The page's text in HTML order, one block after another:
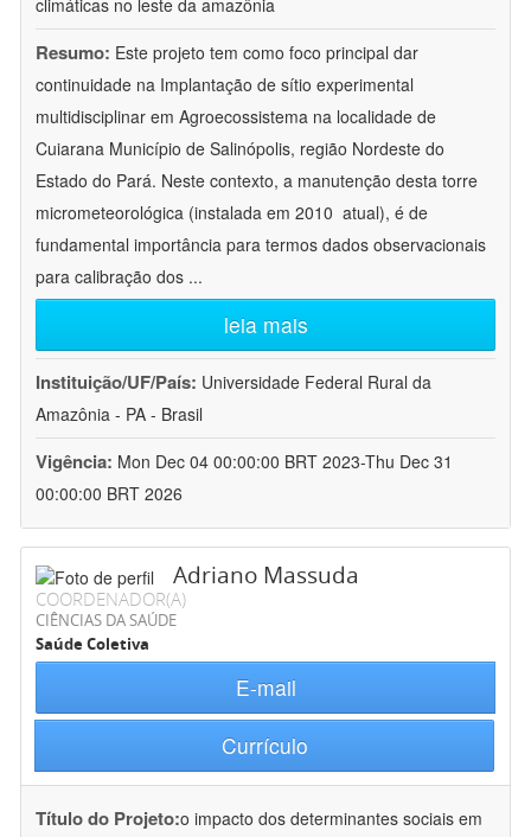
climáticas no leste da amazônia
Resumo: Este projeto tem como foco principal dar
continuidade na Implantação de sítio experimental
multidisciplinar em Agroecossistema na localidade de
Cuiarana Município de Salinópolis, região Nordeste do
Estado do Pará. Neste contexto, a manutenção desta torre
micrometeorológica (instalada em 2010  atual), é de
fundamental importância para termos dados observacionais
para calibração dos ...
leia mais
Instituição/UF/País: Universidade Federal Rural da
Amazônia - PA - Brasil
Vigência: Mon Dec 04 00:00:00 BRT 2023-Thu Dec 31
00:00:00 BRT 2026
Adriano Massuda
COORDENADOR(A)
CIÊNCIAS DA SAÚDE
Saúde Coletiva
E-mail
Currículo
Título do Projeto:o impacto dos determinantes sociais em